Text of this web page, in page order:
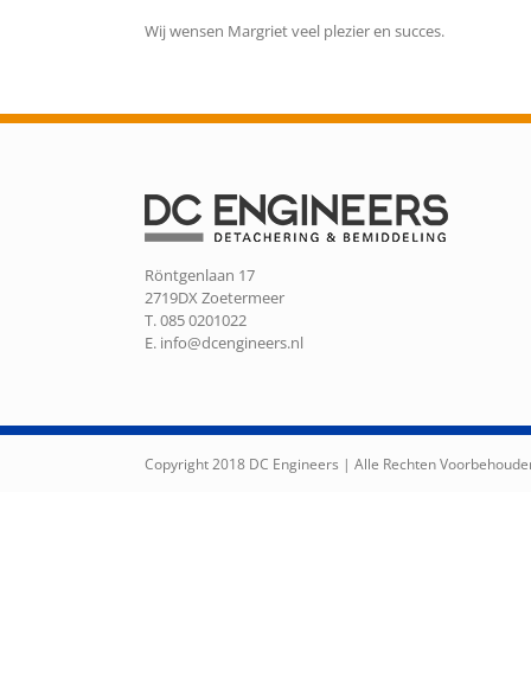
Wij wensen Margriet veel plezier en succes.
Röntgenlaan 17
2719DX Zoetermeer
T. 085 0201022
E. info@dcengineers.nl
Copyright 2018 DC Engineers | Alle Rechten